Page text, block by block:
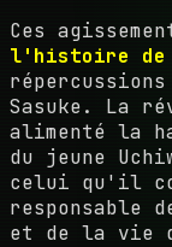
Ces
l'histoire de
Sasuke. La
alimenté la
du jeune
celui qu'il
responsable
et de la vie